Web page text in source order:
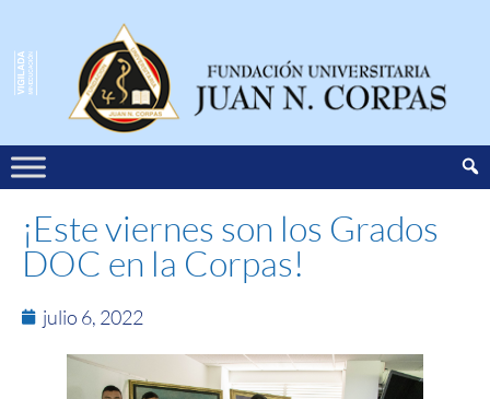
¡Este viernes son los Grados
DOC en la Corpas!
julio 6, 2022